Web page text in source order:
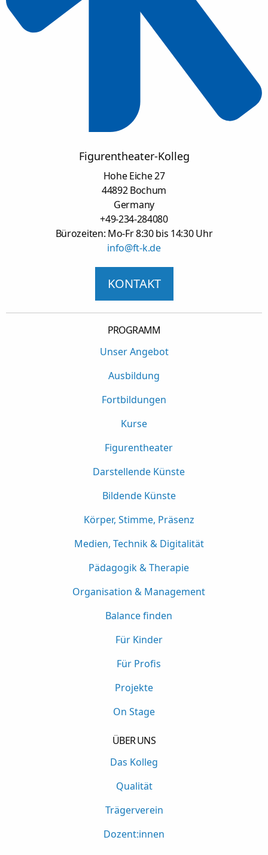
Figurentheater-Kolleg
Hohe Eiche 27
44892 Bochum
Germany
+49-234-284080
Bürozeiten: Mo-Fr 8:30 bis 14:30 Uhr
info@ft-k.de
KONTAKT
PROGRAMM
Unser Angebot
Ausbildung
Fortbildungen
Kurse
Figurentheater
Darstellende Künste
Bildende Künste
Körper, Stimme, Präsenz
Medien, Technik & Digitalität
Pädagogik & Therapie
Organisation & Management
Balance finden
Für Kinder
Für Profis
Projekte
On Stage
ÜBER UNS
Das Kolleg
Qualität
Trägerverein
Dozent:innen